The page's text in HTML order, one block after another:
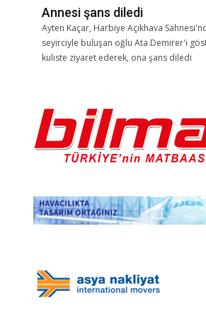
Annesi şans diledi
Ayten Kaçar, Harbiye Açıkhava
seyirciyle buluşan oğlu Ata Demirer'i
kuliste ziyaret ederek, ona şans diledi